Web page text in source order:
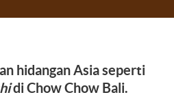
hidangan Asia seperti
di Chow Chow Bali.